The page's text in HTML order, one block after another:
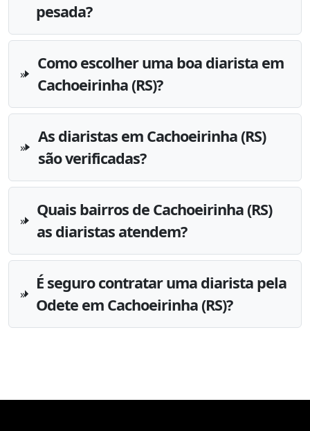
pesada?
Como escolher uma boa diarista em
Cachoeirinha (RS)?
As diaristas em Cachoeirinha (RS)
são verificadas?
Quais bairros de Cachoeirinha (RS)
as diaristas atendem?
É seguro contratar uma diarista pela
Odete em Cachoeirinha (RS)?